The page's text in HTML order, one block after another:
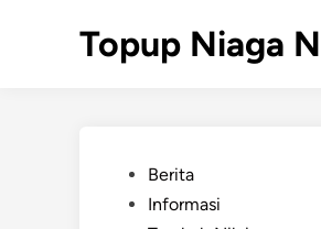
Topup Niaga
PostedBerita
Informasi